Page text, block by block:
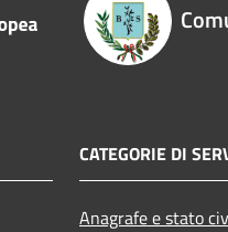
CATEGORIE DI
Anagrafe e stato